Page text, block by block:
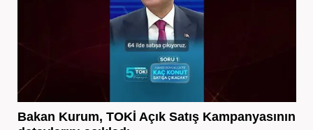
Bakan Kurum, TOKİ Açık Satış Kampanyasının